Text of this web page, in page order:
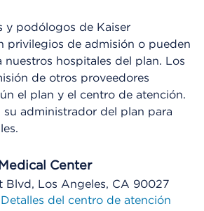
y podólogos de Kaiser
privilegios de admisión o pueden
nuestros hospitales del plan. Los
de otros proveedores
el plan y el centro de atención.
su administrador del plan para
Center
Blvd, Los Angeles, CA 90027
Detalles del centro de atención